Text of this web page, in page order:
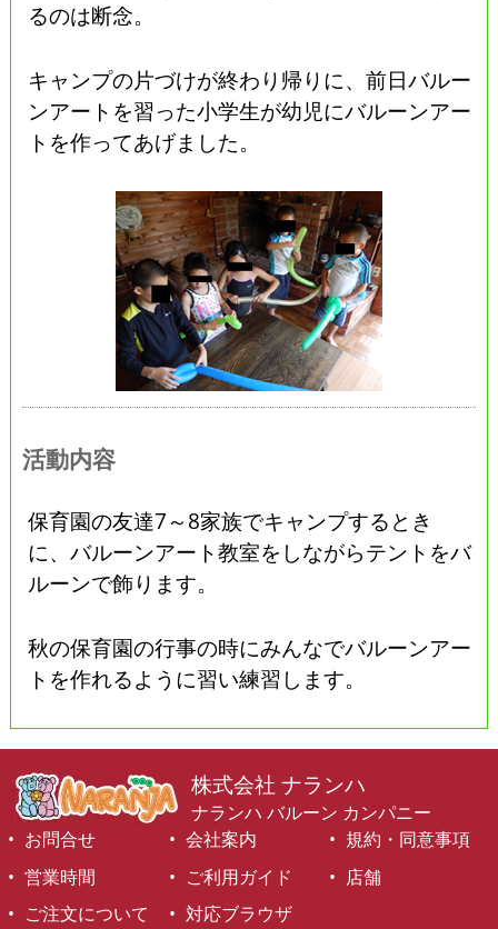
るのは断念。
キャンプの片づけが終わり帰りに、前日バルー
ンアートを習った小学生が幼児にバルーンアー
トを作ってあげました。
活動内容
保育園の友達7～8家族でキャンプするとき
に、バルーンアート教室をしながらテントをバ
ルーンで飾ります。
秋の保育園の行事の時にみんなでバルーンアー
トを作れるように習い練習します。
株式会社 ナランハ
ナランハ バルーン カンパニー
お問合せ
会社案内
規約・同意事項
営業時間
ご利用ガイド
店舗
ご注文について
対応ブラウザ